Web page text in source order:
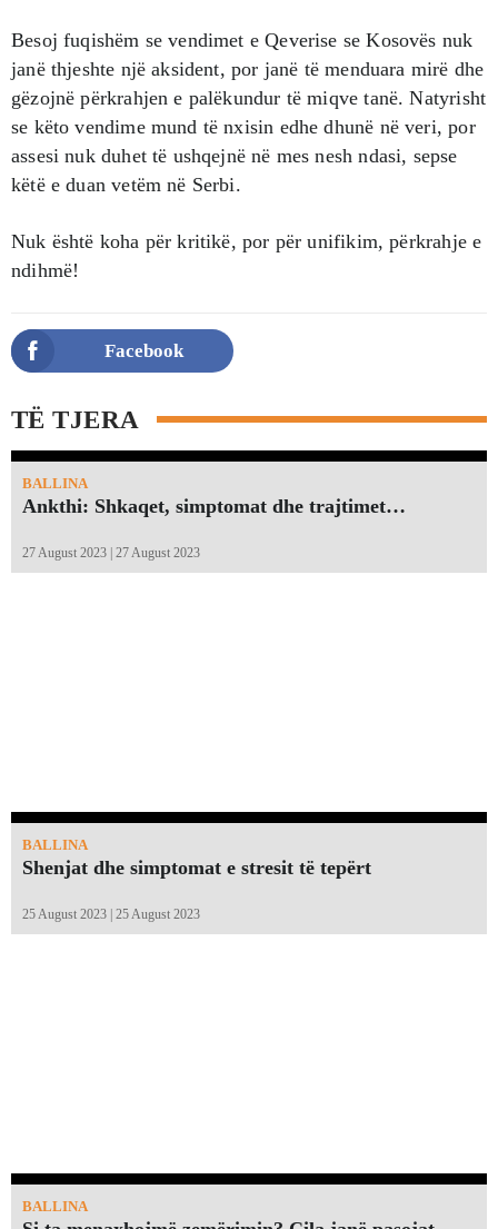
Besoj fuqishëm se vendimet e Qeverise se Kosovës nuk
janë thjeshte një aksident, por janë të menduara mirë dhe
gëzojnë përkrahjen e palëkundur të miqve tanë. Natyrisht
se këto vendime mund të nxisin edhe dhunë në veri, por
assesi nuk duhet të ushqejnë në mes nesh ndasi, sepse
këtë e duan vetëm në Serbi.
Nuk është koha për kritikë, por për unifikim, përkrahje e
ndihmë!
Facebook
TË TJERA
BALLINA
Ankthi: Shkaqet, simptomat dhe trajtimet…
27 August 2023 | 27 August 2023
BALLINA
Shenjat dhe simptomat e stresit të tepërt
25 August 2023 | 25 August 2023
BALLINA